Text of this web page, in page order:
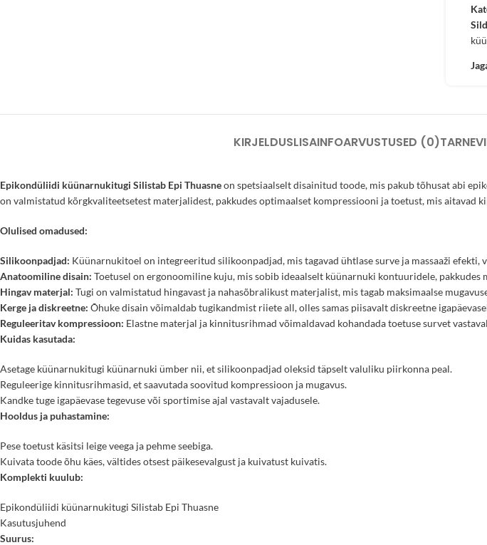
KIRJELDUSLISAINFOARVUSTUSED (0)
Epikondüliidi küünarnukitugi Silistab Epi Thuasneon spetsiaalselt disainitud toode, mis pakub tõhusat abi
on valmistatud kõrgkvaliteetsetest materjalidest, pakkudes optimaalset kompressiooni ja toetust, mis aitavad
Olulised omadused:
Silikoonpadjad: Küünarnukitoel on integreeritud silikoonpadjad, mis tagavad ühtlase surve ja massaaži efekti,
Anatoomiline disain: Toetusel on ergonoomiline kuju, mis sobib ideaalselt küünarnuki kontuuridele, pakkudes
Hingav materjal: Tugi on valmistatud hingavast ja nahasõbralikust materjalist, mis tagab maksimaalse
Kerge ja diskreetne: Õhuke disain võimaldab tugikandmist riiete all, olles samas piisavalt diskreetne
Reguleeritav kompressioon: Elastne materjal ja kinnitusrihmad võimaldavad kohandada toetuse survet
Kuidas kasutada:
Asetage küünarnukitugi küünarnuki ümber nii, et silikoonpadjad oleksid täpselt valuliku piirkonna peal.
Reguleerige kinnitusrihmasid, et saavutada soovitud kompressioon ja mugavus.
Kandke tuge igapäevase tegevuse või sportimise ajal vastavalt vajadusele.
Hooldus ja puhastamine:
Pese toetust käsitsi leige veega ja pehme seebiga.
Kuivata toode õhu käes, vältides otsest päikesevalgust ja kuivatust kuivatis.
Komplekti kuulub:
Epikondüliidi küünarnukitugi Silistab Epi Thuasne
Kasutusjuhend
Suurus: